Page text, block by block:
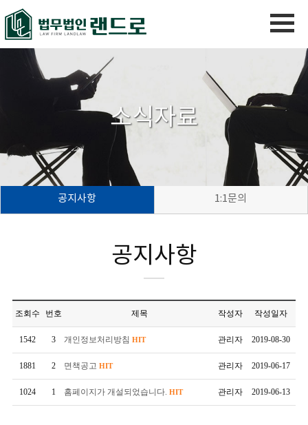
소식자료
공지사항 1:1문의
공지사항
조회수 번호 제목 작성자 작성일자
1542 3 개인정보처리방침 HIT 관리자 2019-08-30
1881 2 면책공고 HIT 관리자 2019-06-17
1024 1 홈페이지가 개설되었습니다. HIT 관리자 2019-06-13